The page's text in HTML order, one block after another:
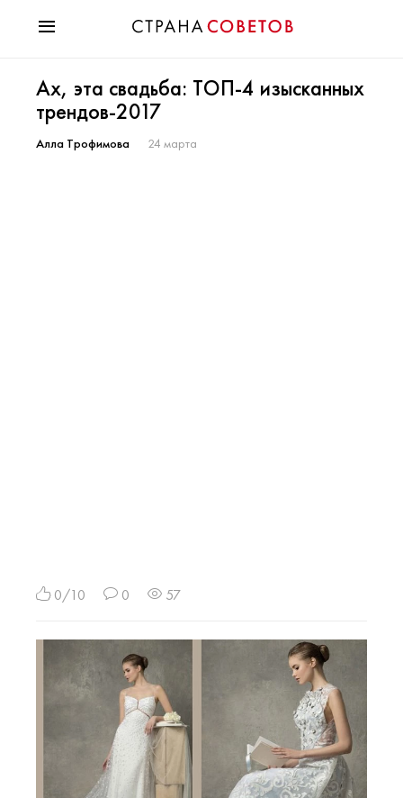
Мода
Звезды
Гороскопы
Ах, эта свадьба: ТОП-4 изысканных
трендов-2017
Алла Трофимова 24 марта
0/10 0 57